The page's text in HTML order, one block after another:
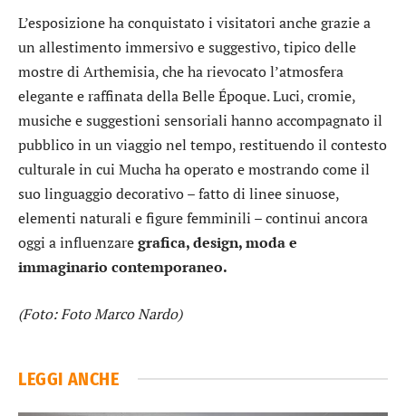
L’esposizione ha conquistato i visitatori anche grazie a
un allestimento immersivo e suggestivo, tipico delle
mostre di Arthemisia, che ha rievocato l’atmosfera
elegante e raffinata della Belle Époque. Luci, cromie,
musiche e suggestioni sensoriali hanno accompagnato il
pubblico in un viaggio nel tempo, restituendo il contesto
culturale in cui Mucha ha operato e mostrando come il
suo linguaggio decorativo – fatto di linee sinuose,
elementi naturali e figure femminili – continui ancora
oggi a influenzaregrafica, design, moda e
immaginario contemporaneo.
(Foto: Foto Marco Nardo)
LEGGI ANCHE